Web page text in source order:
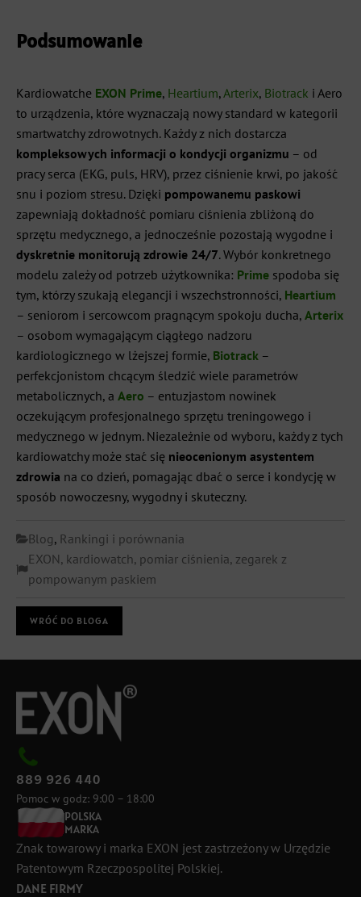
Podsumowanie
Kardiowatche EXON Prime, Heartium,Arterix, Biotrack i Aero
to urządzenia, które wyznaczają nowy standard w kategorii
smartwatchy zdrowotnych. Każdy z nich dostarcza
kompleksowych informacji o kondycji organizmu – od
pracy serca (EKG, puls, HRV), przez ciśnienie krwi, po jakość
snu i poziom stresu. Dzięki pompowanemu paskowi
zapewniają dokładność pomiaru ciśnienia zbliżoną do
sprzętu medycznego, a jednocześnie pozostają wygodne i
dyskretnie monitorują zdrowie 24/7. Wybór konkretnego
modelu zależy od potrzeb użytkownika: Prime spodoba się
tym, którzy szukają elegancji i wszechstronności, Heartium
– seniorom i sercowcom pragnącym spokoju ducha, Arterix
– osobom wymagającym ciągłego nadzoru
kardiologicznego w lżejszej formie, Biotrack –
perfekcjonistom chcącym śledzić wiele parametrów
metabolicznych, a Aero – entuzjastom nowinek
oczekującym profesjonalnego sprzętu treningowego i
medycznego w jednym. Niezależnie od wyboru, każdy z tych
kardiowatchy może stać się nieocenionym asystentem
zdrowia na co dzień, pomagając dbać o serce i kondycję w
sposób nowoczesny, wygodny i skuteczny.
Blog, Rankingi i porównania
EXON, kardiowatch, pomiar ciśnienia, zegarek z
pompowanym paskiem
WRÓĆ DO BLOGA
889 926 440
Pomoc w godz: 9:00 – 18:00
POLSKA
MARKA
Znak towarowy i marka EXON jest zastrzeżony w Urzędzie
Patentowym Rzeczpospolitej Polskiej.
DANE FIRMY